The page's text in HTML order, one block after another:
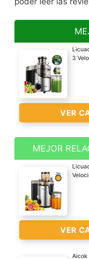
3
VER
? Zumos deliciosos
saludables – Extrae
un 26% más de jugo
36% más de
minerales con
otros exprimidores.
materiales en
con los alimentos
libres de FDA y
MEJOR
VER
Aicok